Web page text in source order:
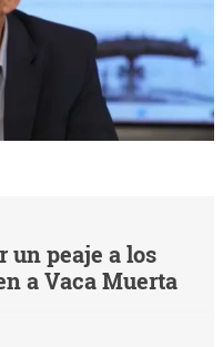
un peaje a los
a Vaca Muerta